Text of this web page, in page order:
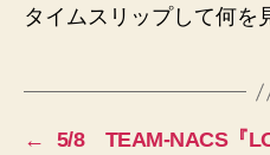
タイムスリップして何を
←
5/8 TEAM-NACS『